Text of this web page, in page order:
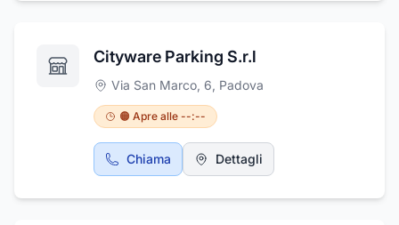
Cityware Parking S.r.l
Via San Marco, 6, Padova
🟠 Apre alle --:--
Chiama Dettagli